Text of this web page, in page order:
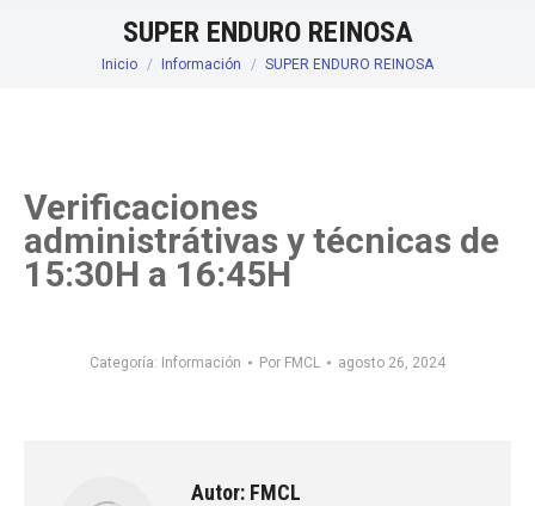
SUPER ENDURO REINOSA
Estás aquí:
Inicio Información SUPER ENDURO REINOSA
Verificaciones
administrátivas y técnicas de
15:30H a 16:45H
Categoría: Información Por FMCL agosto 26, 2024
Autor: FMCL